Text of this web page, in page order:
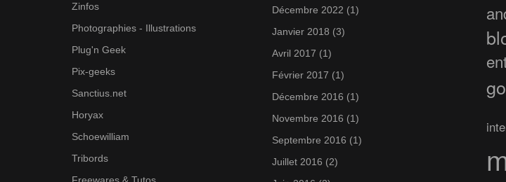
Zinfos
Photographies - Illustrations
Plug'n Geek
Pix-geeks
Sanctius.net
Horyax
Schoewilliam
Tribords
Décembre 2022 (1)
Janvier 2018 (3)
Avril 2017 (1)
Février 2017 (1)
Décembre 2016 (1)
Novembre 2016 (1)
Septembre 2016 (1)
Juillet 2016 (2)